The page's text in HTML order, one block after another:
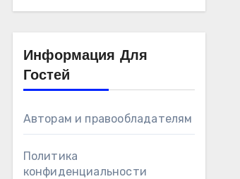
Информация Для
Гостей
Авторам и правообладателям
Политика
конфиденциальности